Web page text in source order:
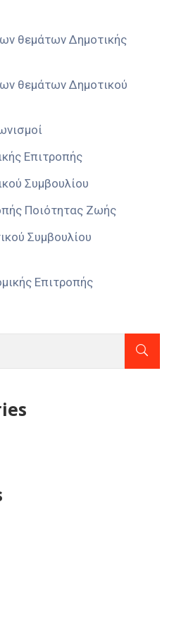
θεμάτων Δημοτικής
θεμάτων Δημοτικού
Επιτροπής
Συμβουλίου
Ποιότητας Ζωής
Συμβουλίου
Επιτροπής